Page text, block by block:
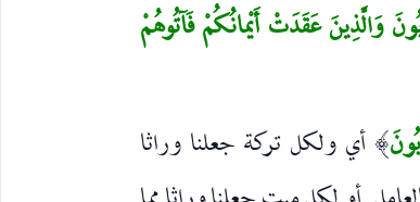
وَالَّذِينَ عَقَدَتْ أَيْمانُكُمْ فَآتُوهُمْ
) أي ولكل تركة جعلنا وراثا